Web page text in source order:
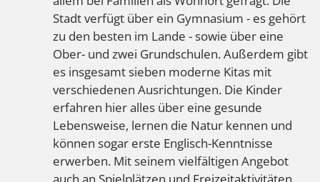
Stadt verfügt über ein Gymnasium - es gehört
zu den besten im Lande - sowie über eine
Ober- und zwei Grundschulen. Außerdem gibt
es insgesamt sieben moderne Kitas mit
verschiedenen Ausrichtungen. Die Kinder
erfahren hier alles über eine gesunde
Lebensweise, lernen die Natur kennen und
können sogar erste Englisch-Kenntnisse
erwerben. Mit seinem vielfältigen Angebot